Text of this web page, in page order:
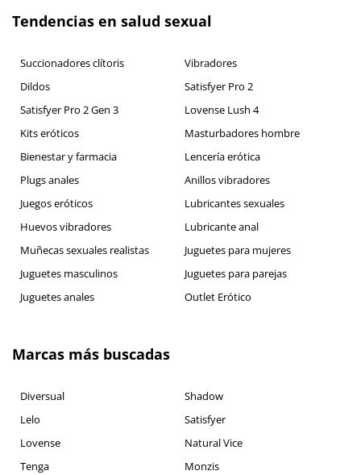
Tendencias en salud sexual
Succionadores clítoris
Vibradores
Dildos
Satisfyer Pro 2
Satisfyer Pro 2 Gen 3
Lovense Lush 4
Kits eróticos
Masturbadores hombre
Bienestar y farmacia
Lencería erótica
Plugs anales
Anillos vibradores
Juegos eróticos
Lubricantes sexuales
Huevos vibradores
Lubricante anal
Muñecas sexuales realistas
Juguetes para mujeres
Juguetes masculinos
Juguetes para parejas
Juguetes anales
Outlet Erótico
Marcas más buscadas
Diversual
Shadow
Lelo
Satisfyer
Lovense
Natural Vice
Tenga
Monzis